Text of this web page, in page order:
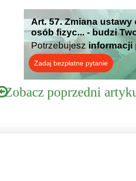
Art. 57. Zmiana
osób fizyc... - budzi
Potrzebujesz informacji
Zadaj bezpłatne pytanie
Zobacz poprzedni